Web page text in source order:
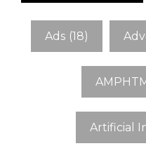
i
a
l
e
Ads (18)
Artificial